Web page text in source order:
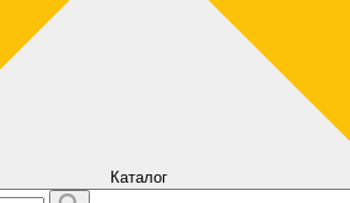
Каталог